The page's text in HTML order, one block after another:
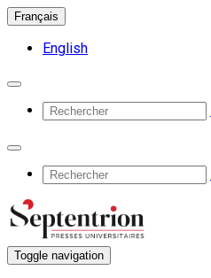
Français
English
Toggle navigation